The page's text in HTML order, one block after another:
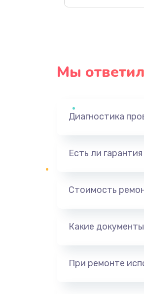
Мы
Диагностика
Есть ли
Стоимость
Какие
При ремонте